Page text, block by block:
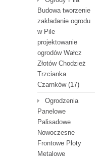
Budowa tworzenie
zakładanie ogrodu
w Pile
projektowanie
ogrodów Wałcz
Złotów Chodzież
Trzcianka
Czarnków(17)
Ogrodzenia
Panelowe
Palisadowe
Nowoczesne
Frontowe Płoty
Metalowe